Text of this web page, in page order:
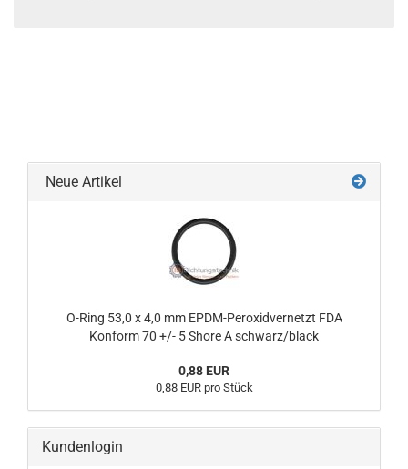
Neue Artikel
O-Ring 53,0 x 4,0 mm EPDM-Peroxidvernetzt FDA
Konform 70 +/- 5 Shore A schwarz/black
0,88 EUR
0,88 EUR pro Stück
Kundenlogin